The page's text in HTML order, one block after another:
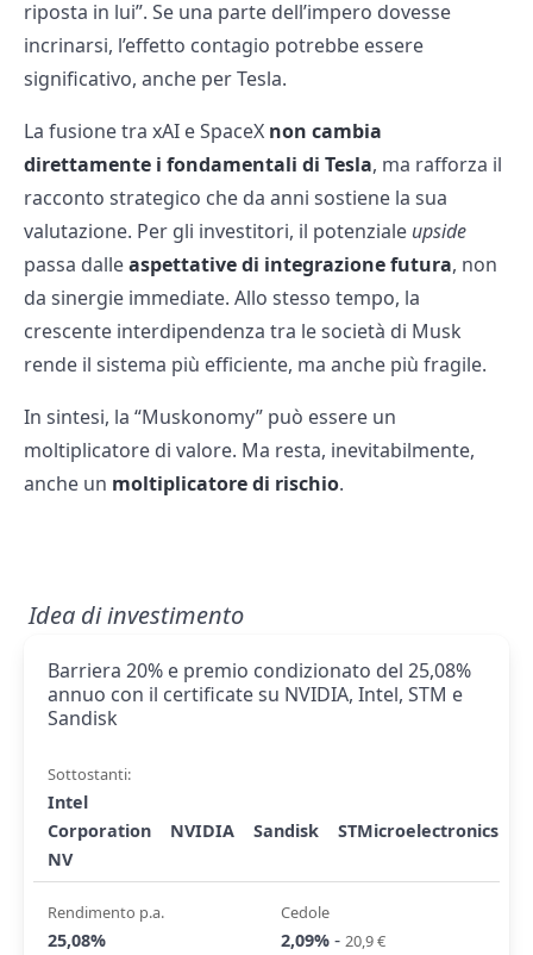
riposta in lui”. Se una parte dell’impero dovesse
incrinarsi, l’effetto contagio potrebbe essere
significativo, anche per Tesla.
La fusione tra xAI e SpaceX non cambia
direttamente i fondamentali di Tesla, ma rafforza il
racconto strategico che da anni sostiene la sua
valutazione. Per gli investitori, il potenziale upside
passa dalleaspettative di integrazione futura, non
da sinergie immediate. Allo stesso tempo, la
crescente interdipendenza tra le società di Musk
rende il sistema più efficiente, ma anche più fragile.
In sintesi, la “Muskonomy” può essere un
moltiplicatore di valore. Ma resta, inevitabilmente,
anche un moltiplicatore di rischio.
Idea di investimento
Barriera 20% e premio condizionato del 25,08%
annuo con il certificate su NVIDIA, Intel, STM e
Sandisk
Sottostanti:
Intel
Corporation
NVIDIA Sandisk
STMicroelectronics
NV
Rendimento p.a.
25,08%
Cedole
2,09% - 20,9 €